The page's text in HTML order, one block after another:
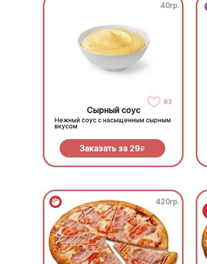
40гр.
63
Сырный соус
Нежный соус с насыщенным сырным
вкусом
Заказать за 29R
420гр.